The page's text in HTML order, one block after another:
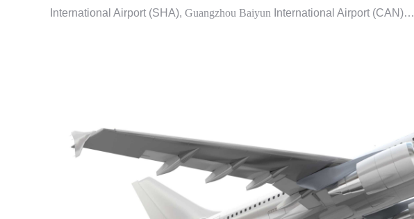
International Airport (SHA), Guangzhou Baiyun International Airport (CAN)…